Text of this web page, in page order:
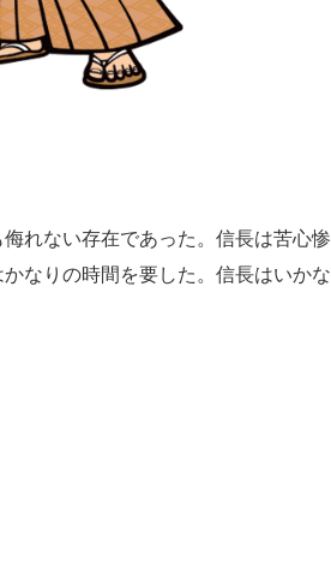
れない存在であった。信長は苦心惨
なりの時間を要した。信長はいかな